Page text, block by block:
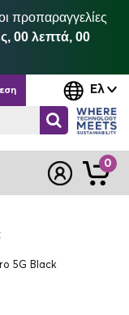
προπαραγγελίες
00 λεπτά, 00
Ελ
0
5G Black